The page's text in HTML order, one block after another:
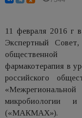
11 февраля 2016 г
Экспертный Совет,
общественной
фармакотерапия в
российского
микробиологии и
(«МАКМАХ»).